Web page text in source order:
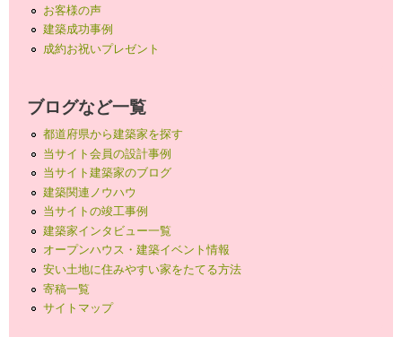
お客様の声
建築成功事例
成約お祝いプレゼント
ブログなど一覧
都道府県から建築家を探す
当サイト会員の設計事例
当サイト建築家のブログ
建築関連ノウハウ
当サイトの竣工事例
建築家インタビュー一覧
オープンハウス・建築イベント情報
安い土地に住みやすい家をたてる方法
寄稿一覧
サイトマップ